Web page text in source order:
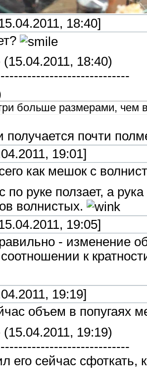
18:40]
(15.04.2011, 18:40)
больше размерами, чем
получается почти
19:01]
как мешок с
по руке ползает, а
волнистых.
19:05]
- изменение
к
19:19]
объем в попугаях
(15.04.2011, 19:19)
его сейчас сфоткать,